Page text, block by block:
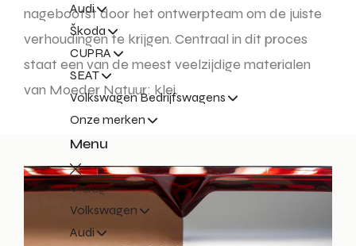
Audi
Škoda
CUPRA
SEAT
Volkswagen Bedrijfswagens
Onze merken
Menu
Terug
Volkswagen
Audi
nagebootst door het ontwerpteam om de juiste
verhoudingen te krijgen. Centraal in dit proces
staat een van de meest veelzijdige materialen
van Moeder Natuur: klei.